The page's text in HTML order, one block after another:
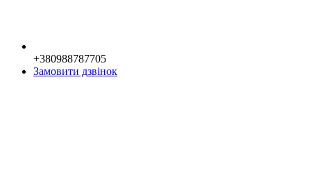
+380988787705
Замовити дзвінок